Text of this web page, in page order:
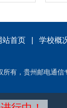
站首页 学校概
所有，贵州邮电通